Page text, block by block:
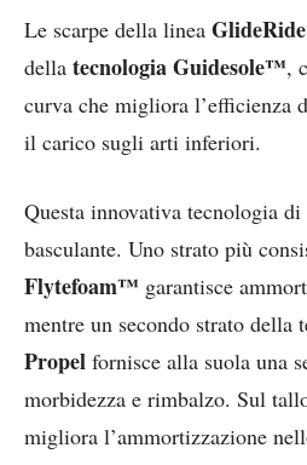
Le scarpe della linea
della tecnologia Guidesole™,
curva che migliora l’efficienza
il carico sugli arti inferiori.
Questa innovativa tecnologia
basculante. Uno strato più
Flytefoam™ garantisce
mentre un secondo strato della
Propel fornisce alla suola una
morbidezza e rimbalzo. Sul
migliora l’ammortizzazione